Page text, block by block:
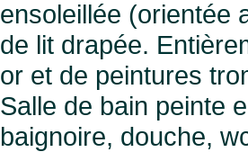
ensoleillée (orientée
de lit drapée.
or et de peintures
Salle de bain peinte
baignoire, douche,